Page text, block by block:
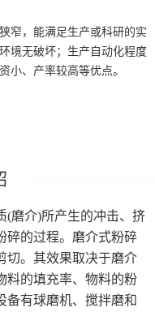
窄，能满足生产或科研的实
境无破坏；生产自动化程度
小、产率较高等优点。
(磨介)所产生的冲击、挤
碎的过程。磨介式粉碎
切。其效果取决于磨介
料的填充率、物料的粉
备有球磨机、搅拌磨和